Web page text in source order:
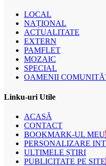
LOCAL
NAȚIONAL
ACTUALITATE
EXTERN
PAMFLET
MOZAIC
SPECIAL
OAMENII
Linku-uri Utile
ACASĂ
CONTACT
BOOKMARK-UL MEU
PERSONALIZARE
ULTIMELE ȘTIRI
PUBLICITATE PE SITE